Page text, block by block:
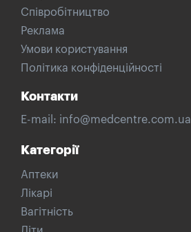
Співробітництво
Реклама
Умови користування
Політика конфіденційності
Контакти
E-mail: info@medcentre.com.ua
Категорії
Аптеки
Лікарі
Вагітність